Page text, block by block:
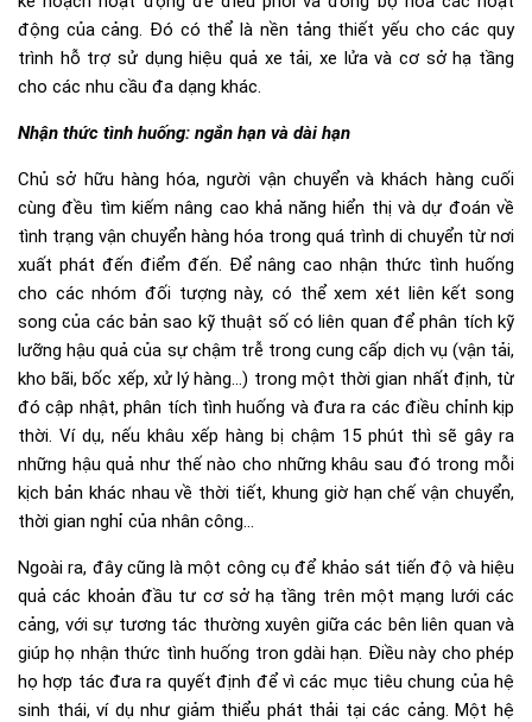
động của cảng. Đó có thể là nền tảng thiết yếu cho các quy
trình hỗ trợ sử dụng hiệu quả xe tải, xe lửa và cơ sở hạ tầng
cho các nhu cầu đa dạng khác.
Nhận thức tình huống: ngắn hạn và dài hạn
Chủ sở hữu hàng hóa, người vận chuyển và khách hàng cuối
cùng đều tìm kiếm nâng cao khả năng hiển thị và dự đoán về
tình trạng vận chuyển hàng hóa trong quá trình di chuyển từ nơi
xuất phát đến điểm đến. Để nâng cao nhận thức tình huống
cho các nhóm đối tượng này, có thể xem xét liên kết song
song của các bản sao kỹ thuật số có liên quan để phân tích kỹ
lưỡng hậu quả của sự chậm trễ trong cung cấp dịch vụ (vận tải,
kho bãi, bốc xếp, xử lý hàng…) trong một thời gian nhất định, từ
đó cập nhật, phân tích tình huống và đưa ra các điều chỉnh kịp
thời. Ví dụ, nếu khâu xếp hàng bị chậm 15 phút thì sẽ gây ra
những hậu quả như thế nào cho những khâu sau đó trong mỗi
kịch bản khác nhau về thời tiết, khung giờ hạn chế vận chuyển,
thời gian nghỉ của nhân công…
Ngoài ra, đây cũng là một công cụ để khảo sát tiến độ và hiệu
quả các khoản đầu tư cơ sở hạ tầng trên một mạng lưới các
cảng, với sự tương tác thường xuyên giữa các bên liên quan và
giúp họ nhận thức tình huống tron gdài hạn. Điều này cho phép
họ hợp tác đưa ra quyết định để vì các mục tiêu chung của hệ
sinh thái, ví dụ như giảm thiểu phát thải tại các cảng. Một hệ